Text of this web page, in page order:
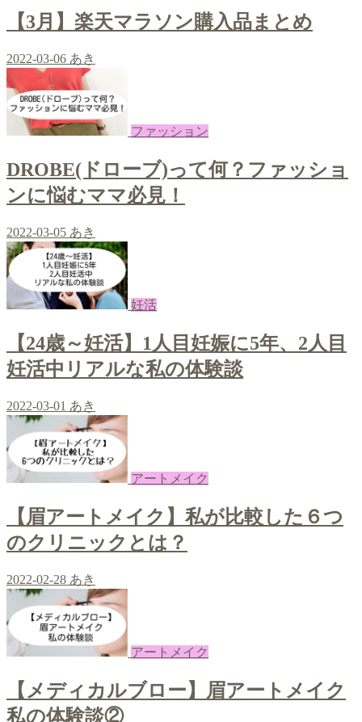
【3月】楽天マラソン購入品まとめ
2022-03-06 あき
ファッション
DROBE(ドローブ)って何？ファッショ
ンに悩むママ必見！
2022-03-05 あき
妊活
【24歳～妊活】1人目妊娠に5年、2人目
妊活中リアルな私の体験談
2022-03-01 あき
アートメイク
【眉アートメイク】私が比較した６つ
のクリニックとは？
2022-02-28 あき
アートメイク
【メディカルブロー】眉アートメイク
私の体験談②